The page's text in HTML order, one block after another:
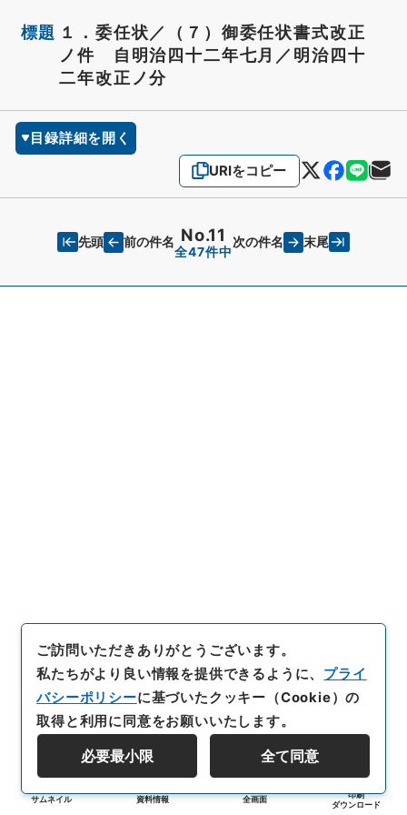
標題 １．委任状／（７）御委任状書式改正
ノ件 自明治四十二年七月／明治四十
二年改正ノ分
目録詳細を開く
URIをコピー
先頭 前の件名 No.11
全47件中
次の件名 末尾
サムネイル 資料情報 全画面
印刷
ダウンロード
ご訪問いただきありがとうございます。
私たちがより良い情報を提供できるように、 プライ
バシーポリシーに基づいたクッキー（Cookie）の
取得と利用に同意をお願いいたします。
必要最小限 全て同意